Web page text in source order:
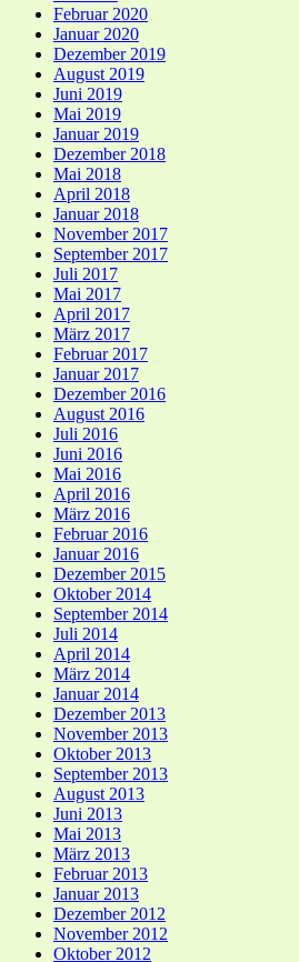
Februar 2020
Januar 2020
Dezember 2019
August 2019
Juni 2019
Mai 2019
Januar 2019
Dezember 2018
Mai 2018
April 2018
Januar 2018
November 2017
September 2017
Juli 2017
Mai 2017
April 2017
März 2017
Februar 2017
Januar 2017
Dezember 2016
August 2016
Juli 2016
Juni 2016
Mai 2016
April 2016
März 2016
Februar 2016
Januar 2016
Dezember 2015
Oktober 2014
September 2014
Juli 2014
April 2014
März 2014
Januar 2014
Dezember 2013
November 2013
Oktober 2013
September 2013
August 2013
Juni 2013
Mai 2013
März 2013
Februar 2013
Januar 2013
Dezember 2012
November 2012
Oktober 2012